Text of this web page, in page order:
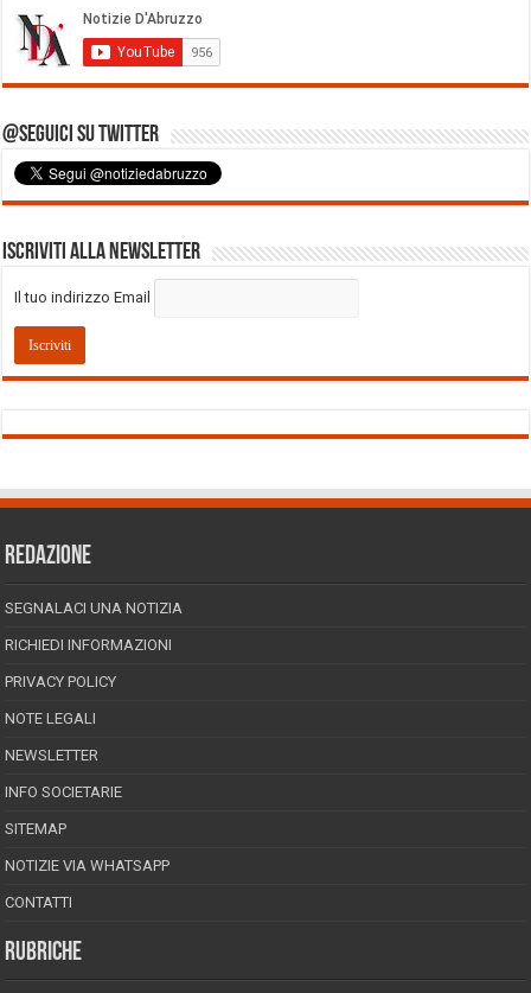
@Seguici su Twitter
Iscriviti alla Newsletter
Il tuo indirizzo Email
REDAZIONE
SEGNALACI UNA NOTIZIA
RICHIEDI INFORMAZIONI
PRIVACY POLICY
NOTE LEGALI
NEWSLETTER
INFO SOCIETARIE
SITEMAP
NOTIZIE VIA WHATSAPP
CONTATTI
RUBRICHE